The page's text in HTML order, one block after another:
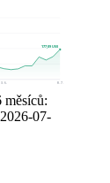
8. 7.
177,09 US$
07-